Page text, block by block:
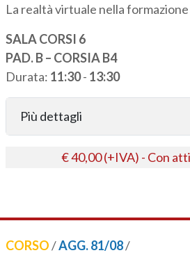
La realtà virtuale nella
SALA CORSI 6
PAD. B – CORSIA B4
Durata: 11:30- 13:30
Più dettagli
€ 40,00 (+IVA) - Con
CORSO/AGG. 81/08/